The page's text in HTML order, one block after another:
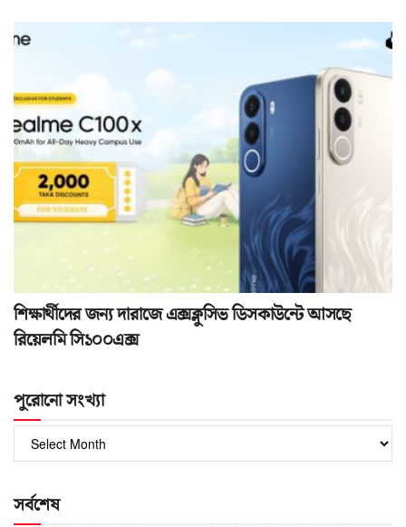
শিক্ষার্থীদের জন্য দারাজে এক্সক্লুসিভ ডিসকাউন্টে আসছে
রিয়েলমি সি১০০এক্স
পুরোনো সংখ্যা
সংখ্যা
সর্বশেষ